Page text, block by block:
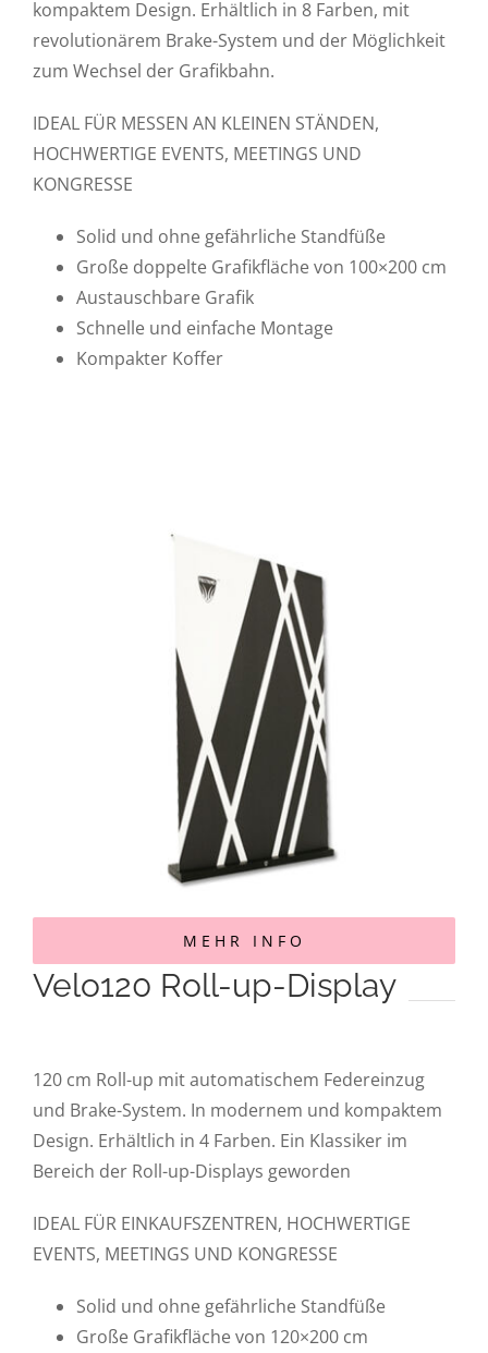
kompaktem Design. Erhältlich in 8 Farben, mit
revolutionärem Brake-System und der Möglichkeit
zum Wechsel der Grafikbahn.
IDEAL FÜR MESSEN AN KLEINEN STÄNDEN,
HOCHWERTIGE EVENTS, MEETINGS UND
KONGRESSE
Solid und ohne gefährliche Standfüße
Große doppelte Grafikfläche von 100×200 cm
Austauschbare Grafik
Schnelle und einfache Montage
Kompakter Koffer
MEHR INFO
Velo120 Roll-up-Display
120 cm Roll-up mit automatischem Federeinzug
und Brake-System. In modernem und kompaktem
Design. Erhältlich in 4 Farben. Ein Klassiker im
Bereich der Roll-up-Displays geworden
IDEAL FÜR EINKAUFSZENTREN, HOCHWERTIGE
EVENTS, MEETINGS UND KONGRESSE
Solid und ohne gefährliche Standfüße
Große Grafikfläche von 120×200 cm